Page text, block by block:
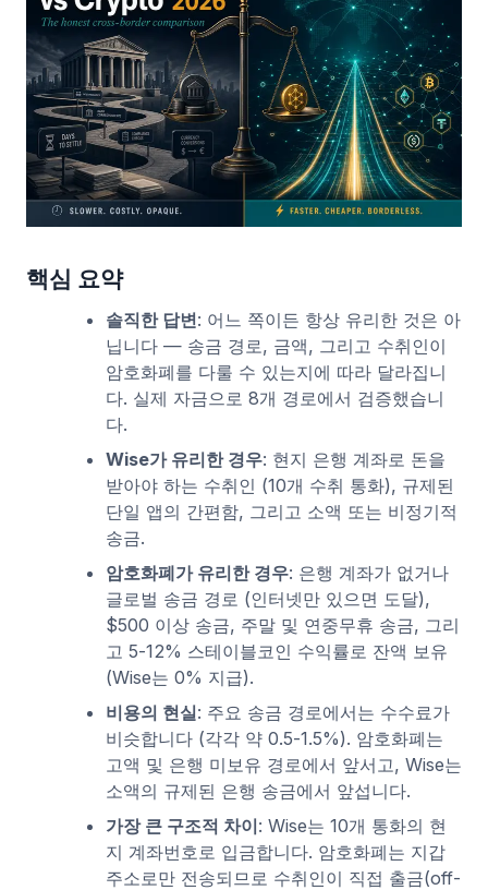
핵심 요약
솔직한 답변: 어느 쪽이든 항상 유리한 것은 아
닙니다 — 송금 경로, 금액, 그리고 수취인이
암호화폐를 다룰 수 있는지에 따라 달라집니
다. 실제 자금으로 8개 경로에서 검증했습니
다.
Wise가 유리한 경우: 현지 은행 계좌로 돈을
받아야 하는 수취인 (10개 수취 통화), 규제된
단일 앱의 간편함, 그리고 소액 또는 비정기적
송금.
암호화폐가 유리한 경우: 은행 계좌가 없거나
글로벌 송금 경로 (인터넷만 있으면 도달),
$500 이상 송금, 주말 및 연중무휴 송금, 그리
고 5-12% 스테이블코인 수익률로 잔액 보유
(Wise는 0% 지급).
비용의 현실: 주요 송금 경로에서는 수수료가
비슷합니다 (각각 약 0.5-1.5%). 암호화폐는
고액 및 은행 미보유 경로에서 앞서고, Wise는
소액의 규제된 은행 송금에서 앞섭니다.
가장 큰 구조적 차이: Wise는 10개 통화의 현
지 계좌번호로 입금합니다. 암호화폐는 지갑
주소로만 전송되므로 수취인이 직접 출금(off-